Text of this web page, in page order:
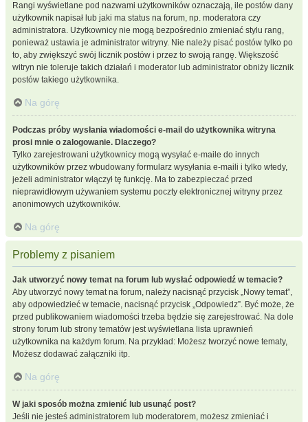
Rangi wyświetlane pod nazwami użytkowników oznaczają, ile postów dany
użytkownik napisał lub jaki ma status na forum, np. moderatora czy
administratora. Użytkownicy nie mogą bezpośrednio zmieniać stylu rang,
ponieważ ustawia je administrator witryny. Nie należy pisać postów tylko po
to, aby zwiększyć swój licznik postów i przez to swoją rangę. Większość
witryn nie toleruje takich działań i moderator lub administrator obniży licznik
postów takiego użytkownika.
Na górę
Podczas próby wysłania wiadomości e-mail do użytkownika witryna
prosi mnie o zalogowanie. Dlaczego?
Tylko zarejestrowani użytkownicy mogą wysyłać e-maile do innych
użytkowników przez wbudowany formularz wysyłania e-maili i tylko wtedy,
jeżeli administrator włączył tę funkcję. Ma to zabezpieczać przed
nieprawidłowym używaniem systemu poczty elektronicznej witryny przez
anonimowych użytkowników.
Na górę
Problemy z pisaniem
Jak utworzyć nowy temat na forum lub wysłać odpowiedź w temacie?
Aby utworzyć nowy temat na forum, należy nacisnąć przycisk „Nowy temat”,
aby odpowiedzieć w temacie, nacisnąć przycisk „Odpowiedz”. Być może, że
przed publikowaniem wiadomości trzeba będzie się zarejestrować. Na dole
strony forum lub strony tematów jest wyświetlana lista uprawnień
użytkownika na każdym forum. Na przykład: Możesz tworzyć nowe tematy,
Możesz dodawać załączniki itp.
Na górę
W jaki sposób można zmienić lub usunąć post?
Jeśli nie jesteś administratorem lub moderatorem, możesz zmieniać i